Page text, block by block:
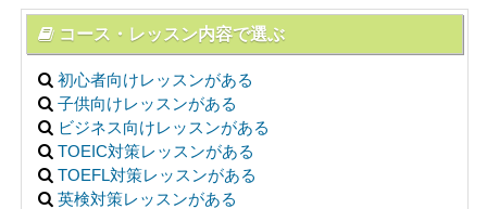
コース・レッスン内容で選ぶ
初心者向けレッスンがある
子供向けレッスンがある
ビジネス向けレッスンがある
TOEIC対策レッスンがある
TOEFL対策レッスンがある
英検対策レッスンがある